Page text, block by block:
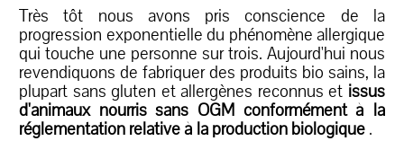
Très tôt nous avons pris conscience de la
progression exponentielle du phénomène allergique
qui touche une personne sur trois. Aujourd'hui nous
revendiquons de fabriquer des produits bio sains, la
plupart sans gluten et allergènes reconnus et issus
d'animaux nourris sans OGM conformément à la
réglementation relative à la production biologique .